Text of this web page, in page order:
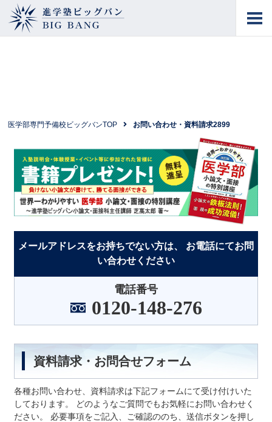
医学部専門予備校ビッグバンTOP お問い合わせ・資料請求2899
メールアドレスをお持ちでない方は、 お電話にてお問
い合わせください
電話番号
0120-148-276
資料請求・お問合せフォーム
各種お問い合わせ、資料請求は下記フォームにて受け付けいた
しております。 どのようなご質問でもお気軽にお問い合わせく
ださい。 必要事項をご記入、ご確認ののち、送信ボタンを押し